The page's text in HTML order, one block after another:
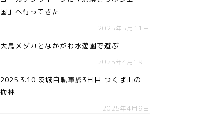
国」へ行ってきた
2025年5月11日
大鳥メダカとなかがわ水遊園で遊ぶ
2025年4月19日
2025.3.10 茨城自転車旅3日目 つくば山の
梅林
2025年4月9日